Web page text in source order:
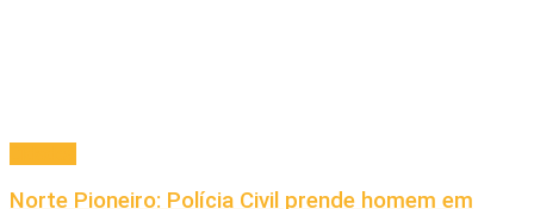
Norte Pioneiro: Polícia Civil prende homem em